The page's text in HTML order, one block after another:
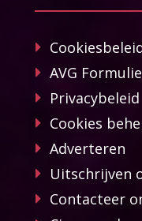
AVG
Privacybeleid
Cookies
Adverteren
Uitschrijven
Contacteer